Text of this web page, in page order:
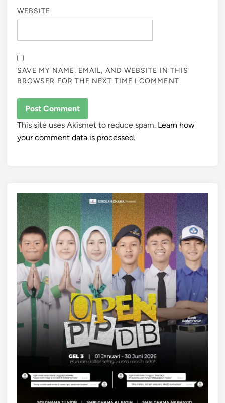
WEBSITE
SAVE MY NAME, EMAIL, AND WEBSITE IN THIS
BROWSER FOR THE NEXT TIME I COMMENT.
This site uses Akismet to reduce spam. Learn how
your comment data is processed.